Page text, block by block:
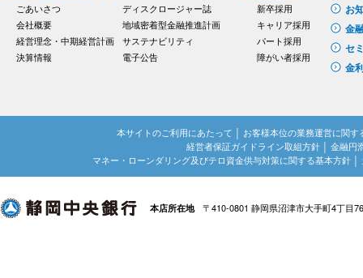
ごあいさつ
会社概要
経営理念・中期経営計画
決算情報
ディスクロージャー誌
地域密着型金融推進計画
サステナビリティ
電子公告
新卒採用
キャリア採用
パート採用
障がい者採用
お
金
セ
金
本サイトのご利用にあたって │ お客様本位の業務運営に関す
経営者保証ガイドライン取組方針│ 金融円
マネー・ローンダリング及びテロ資金供与対策に関する基本方針 │
本店所在地 〒410-0801 静岡県沼津市大手町4丁目